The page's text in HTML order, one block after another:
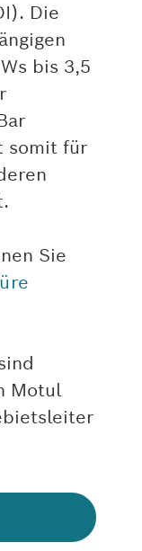
Die
bis 3,5
somit für
Sie
Motul